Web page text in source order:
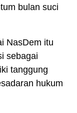
bulan suci
NasDem itu
sebagai
tanggung
hukum